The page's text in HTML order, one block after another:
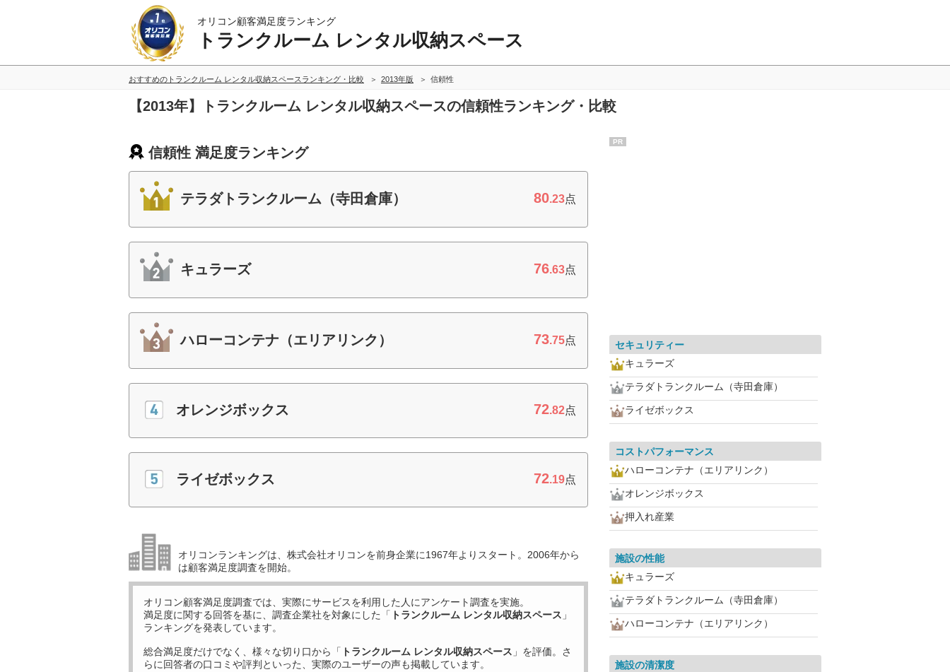
オリコン顧客満足度ランキング
トランクルーム レンタル収納スペース
おすすめのトランクルーム レンタル収納スペースランキング・比較 2013年版 信頼性
【2013年】トランクルーム レンタル収納スペースの信頼性ランキング・比較
信頼性 満足度ランキング
テラダトランクルーム（寺田倉庫） 80.23点
キュラーズ 76.63点
ハローコンテナ（エリアリンク） 73.75点
オレンジボックス 72.82点
ライゼボックス 72.19点
オリコンランキングは、株式会社オリコンを前身企業に1967年よりスタート。2006年から
は顧客満足度調査を開始。
オリコン顧客満足度調査では、実際にサービスを利用した 人にアンケート調査を実施。
満足度に関する回答を基に、調査企業社を対象にした「 トランクルーム レンタル収納スペース 」
ランキングを発表しています。
総合満足度だけでなく、様々な切り口から「 トランクルーム レンタル収納スペース 」を評価。さ
らに回答者の口コミや評判といった、実際のユーザーの声も掲載しています。
PR
セキュリティー
キュラーズ
テラダトランクルーム（寺田倉庫）
ライゼボックス
コストパフォーマンス
ハローコンテナ（エリアリンク）
オレンジボックス
押入れ産業
施設の性能
キュラーズ
テラダトランクルーム（寺田倉庫）
ハローコンテナ（エリアリンク）
施設の清潔度